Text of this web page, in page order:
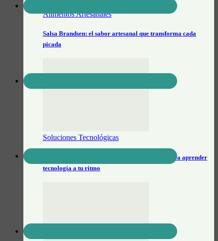
Alimentos Artesanales
Salsa Brandsen: el sabor artesanal que transforma cada
picada
Soluciones Tecnológicas
Movimiento Yo Puedo: clases personalizadas para aprender
tecnología a tu ritmo